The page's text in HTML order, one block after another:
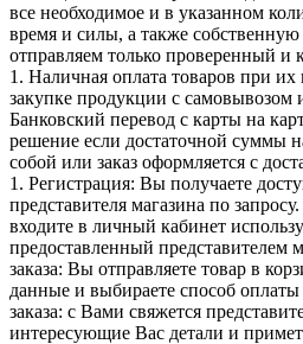
все необходимое и в указанном
время и силы, а также
отправляем только проверенный и
1. Наличная оплата товаров при
закупке продукции с самовывозом
Банковский перевод с карты на
решение если достаточной суммы
собой или заказ оформляется с
1. Регистрация: Вы получаете
представителя магазина по
входите в личный кабинет
предоставленный представителем
заказа: Вы отправляете товар в
данные и выбираете способ
заказа: с Вами свяжется
интересующие Вас детали и примет